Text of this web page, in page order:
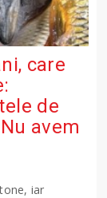
care
de
avem
iar